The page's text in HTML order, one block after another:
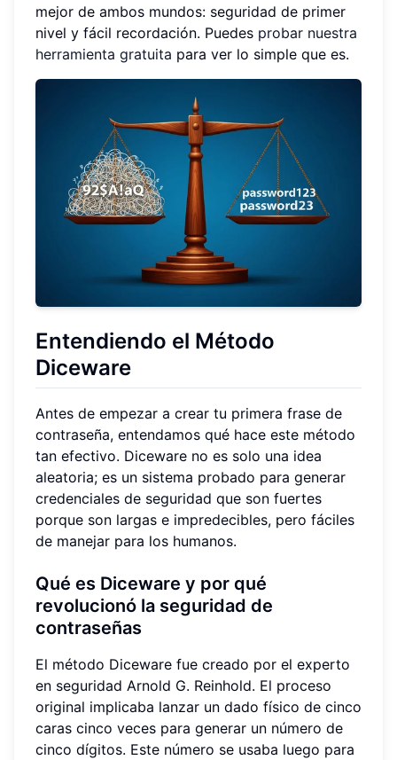
mejor de ambos mundos: seguridad de primer
nivel y fácil recordación. Puedes probar nuestra
herramienta gratuita para ver lo simple que es.
Entendiendo el Método
Diceware
Antes de empezar a crear tu primera frase de
contraseña, entendamos qué hace este método
tan efectivo. Diceware no es solo una idea
aleatoria; es un sistema probado para generar
credenciales de seguridad que son fuertes
porque son largas e impredecibles, pero fáciles
de manejar para los humanos.
Qué es Diceware y por qué
revolucionó la seguridad de
contraseñas
El método Diceware fue creado por el experto
en seguridad Arnold G. Reinhold. El proceso
original implicaba lanzar un dado físico de cinco
caras cinco veces para generar un número de
cinco dígitos. Este número se usaba luego para